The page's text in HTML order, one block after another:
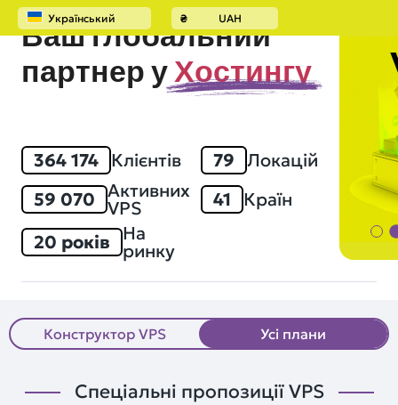
Український ₴ UAH
Ваш глобальний
партнер уХостингу
364 174 Клієнтів 79 Локацій
59 070 Активних
VPS 41
Країн
20 років
На
ринку
Конструктор VPS Усі плани
Спеціальні пропозиції VPS